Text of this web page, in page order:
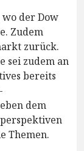
wo der Dow
Zudem
zurück.
sei zudem an
bereits
dem
Themen.